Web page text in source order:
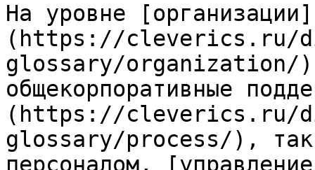
На уровне [организации]
(https://cleverics.ru/
glossary/organization/)
общекорпоративные
(https://cleverics.ru/
glossary/process/),
персоналом,